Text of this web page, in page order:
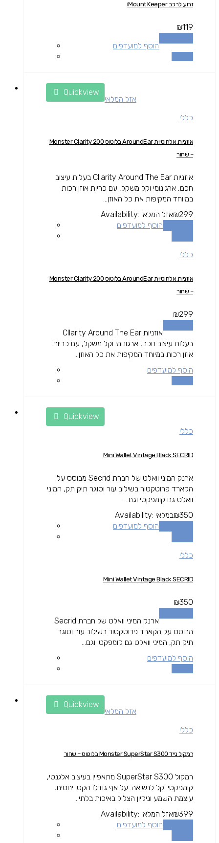
זרוע לרכב iMount Keeper
₪119
הוסף למועדפים
Quickview
אזל המלאי
כללי
אוזניות אלחוטיות AroundEar בלוטוס Monster Clarity 200
– שחור
אוזניות Cllarity Around The Ear בעלות עיצוב
חכם, ארגונומי וקל משקל, עם כריות אוזן רכות
במיוחד המקיפות את כל האוזן...
₪299
Availability: אזל המלאי
הוסף למועדפים
כללי
אוזניות אלחוטיות AroundEar בלוטוס Monster Clarity 200
– שחור
₪299
אוזניות Cllarity Around The Ear
בעלות עיצוב חכם, ארגונומי וקל משקל, עם כריות
אוזן רכות במיוחד המקיפות את כל האוזן...
הוסף למועדפים
Quickview
כללי
Mini Wallet Vintage Black SECRID
ארנק המיני וואלט של חברת Secrid מבוסס על
הקארד פרוטקטור בשילוב עור וסוגר תיק תק, המיני
וואלט גם קומפקטי וגם...
₪350
Availability: במלאי
הוסף למועדפים
כללי
Mini Wallet Vintage Black SECRID
₪350
ארנק המיני וואלט של חברת Secrid
מבוסס על הקארד פרוטקטור בשילוב עור וסוגר
תיק תק, המיני וואלט גם קומפקטי וגם...
הוסף למועדפים
Quickview
אזל המלאי
כללי
רמקול נייד Monster SuperStar S300 בלוטוס – שחור
רמקול SuperStar S300 מתאפיין בעיצוב אלגנטי,
קומפקטי וקל לנשיאה. על אף גודלו הקטן יחסית,
עוצמת השמע וניקיון הצליל באיכות בלתי...
₪399
Availability: אזל המלאי
הוסף למועדפים